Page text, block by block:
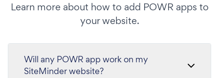
Learn more about how to add POWR apps to
your website.
Will any POWR app work on my
SiteMinder website?